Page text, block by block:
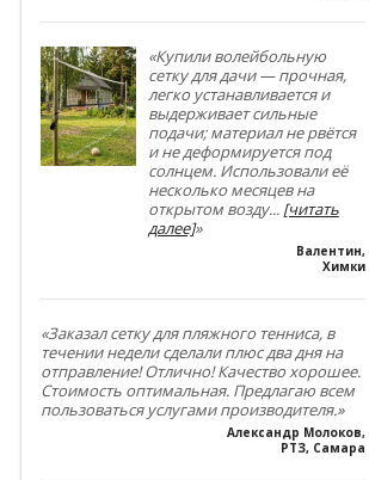
«Купили волейбольную
сетку для дачи — прочная,
легко устанавливается и
выдерживает сильные
подачи; материал не рвётся
и не деформируется под
солнцем. Использовали её
несколько месяцев на
открытом возду... [читать
далее]»
Валентин,
Химки
«Заказал сетку для пляжного тенниса, в
течении недели сделали плюс два дня на
отправление! Отлично! Качество хорошее.
Стоимость оптимальная. Предлагаю всем
пользоваться услугами производителя.»
Александр Молоков,
РТЗ, Самара